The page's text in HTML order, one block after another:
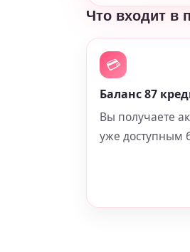
Что входит в
💳
Баланс 87
Вы получаете
уже доступным